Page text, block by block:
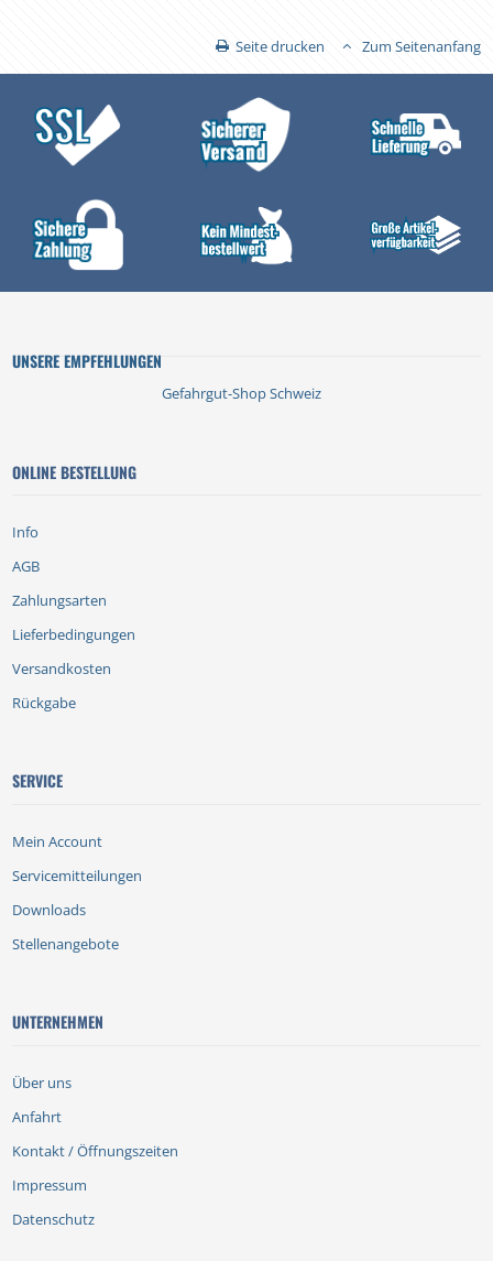
Seite drucken Zum Seitenanfang
UNSERE EMPFEHLUNGEN
Gefahrgut-Shop Schweiz
ONLINE BESTELLUNG
Info
AGB
Zahlungsarten
Lieferbedingungen
Versandkosten
Rückgabe
SERVICE
Mein Account
Servicemitteilungen
Downloads
Stellenangebote
UNTERNEHMEN
Über uns
Anfahrt
Kontakt / Öffnungszeiten
Impressum
Datenschutz